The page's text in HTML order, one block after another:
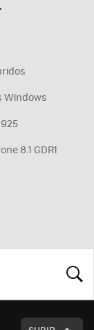
Windows
8.1 GDR1